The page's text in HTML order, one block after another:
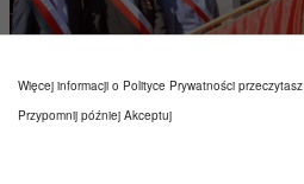
Więcej informacji o Polityce Prywatności przeczytasz
Przypomnij później Akceptuj